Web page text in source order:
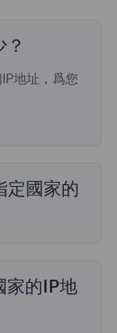
地址，爲您
定國家的
個國家的代
家的IP地